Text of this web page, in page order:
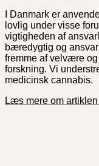
I Danmark er
lovlig under visse
vigtigheden af
bæredygtig og
fremme af velvære
forskning. Vi
medicinsk cannabis.
Læs mere om